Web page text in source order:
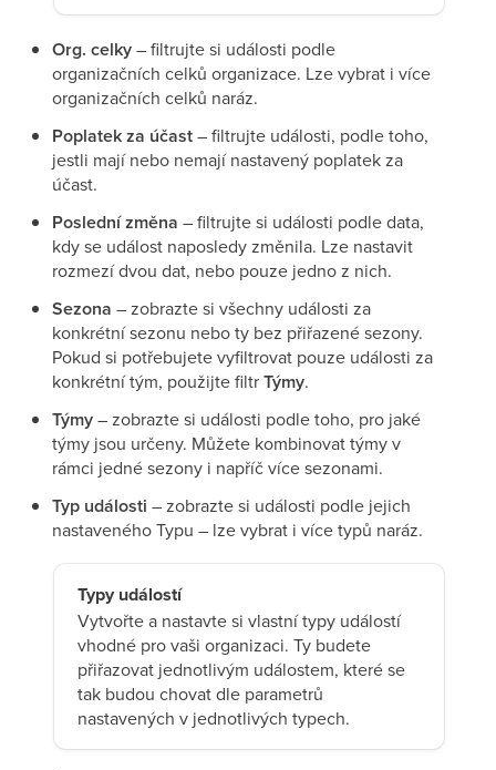
Org. celky– filtrujte si události podle
organizačních celků organizace. Lze vybrat i více
organizačních celků naráz.
Poplatek za účast– filtrujte události, podle toho,
jestli mají nebo nemají nastavený poplatek za
účast.
Poslední změna – filtrujte si události podle data,
kdy se událost naposledy změnila. Lze nastavit
rozmezí dvou dat, nebo pouze jedno z nich.
Sezona – zobrazte si všechny události za
konkrétní sezonu nebo ty bez přiřazené sezony.
Pokud si potřebujete vyfiltrovat pouze události za
konkrétní tým, použijte filtrTýmy.
Týmy–zobrazte si události podle toho, pro jaké
týmy jsou určeny. Můžete kombinovat týmy v
rámci jedné sezony i napříč více sezonami.
Typ události – zobrazte si události podle jejich
nastaveného Typu – lze vybrat i více typů naráz.
Typy událostí
Vytvořte a nastavte si vlastní typy událostí
vhodné pro vaši organizaci. Ty budete
přiřazovat jednotlivým událostem, které se
tak budou chovat dle parametrů
nastavených v jednotlivých typech.